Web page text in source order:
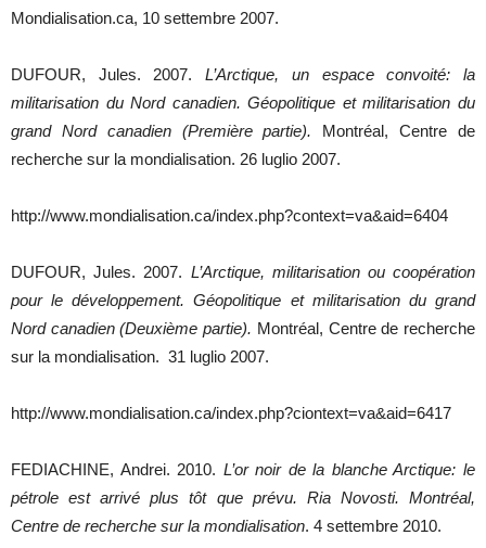
Mondialisation.ca, 10 settembre 2007.
DUFOUR, Jules. 2007.L’Arctique, un espace convoité: la
militarisation du Nord canadien. Géopolitique et militarisation du
grand Nord canadien (Première partie). Montréal, Centre de
recherche sur la mondialisation. 26 luglio 2007.
http://www.mondialisation.ca/index.php?context=va&aid=6404
DUFOUR, Jules. 2007. L’Arctique, militarisation ou coopération
pour le développement. Géopolitique et militarisation du grand
Nord canadien (Deuxième partie). Montréal, Centre de recherche
sur la mondialisation. 31 luglio 2007.
http://www.mondialisation.ca/index.php?ciontext=va&aid=6417
FEDIACHINE, Andrei. 2010. L’or noir de la blanche Arctique: le
pétrole est arrivé plus tôt que prévu. Ria Novosti. Montréal,
Centre de recherche sur la mondialisation. 4 settembre 2010.